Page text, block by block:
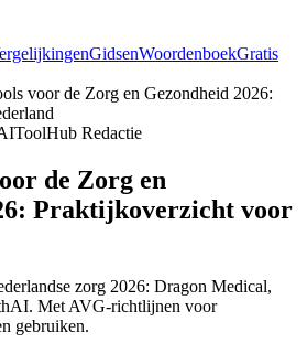
GidsenWoordenboekGratis
voor de Zorg en Gezondheid 2026:
Redactie
de Zorg en
Praktijkoverzicht voor
zorg 2026: Dragon Medical,
Met AVG-richtlijnen voor
gebruiken.